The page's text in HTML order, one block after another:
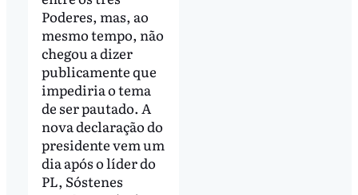
Poderes, mas, ao
mesmo tempo, não
chegou a dizer
publicamente que
impediria o tema
de ser pautado. A
nova declaração do
presidente vem um
dia após o líder do
PL, Sóstenes